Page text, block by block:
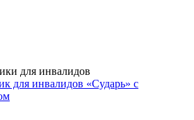
для инвалидов
для инвалидов «Сударь» с